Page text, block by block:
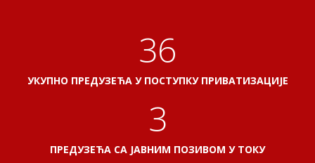
38
УКУПНО ПРЕДУЗЕЋА У ПОСТУПКУ ПРИВАТИЗАЦИЈЕ
3
ПРЕДУЗЕЋА СА ЈАВНИМ ПОЗИВОМ У ТОКУ